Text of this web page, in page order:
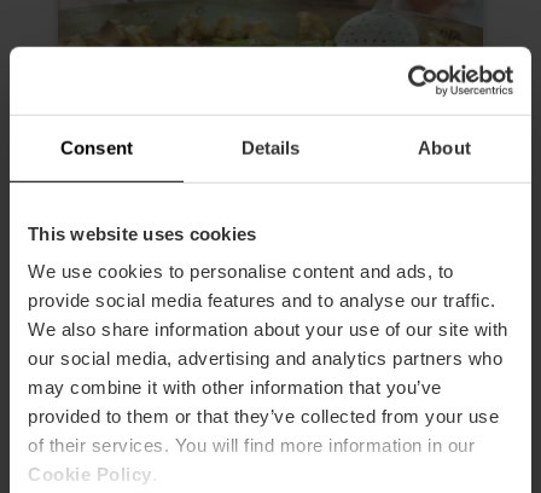
Consent Details About
This website uses cookies
We use cookies to personalise content and ads, to
provide social media features and to analyse our traffic.
We also share information about your use of our site with
our social media, advertising and analytics partners who
may combine it with other information that you’ve
provided to them or that they’ve collected from your use
of their services. You will find more information in our
Cookie Policy
Vive la Paella Experience: aprende
a cocinar a nuestra manera
5 - 2 opiniones
10% dto València Tourist Card
Duración: 2h 30m